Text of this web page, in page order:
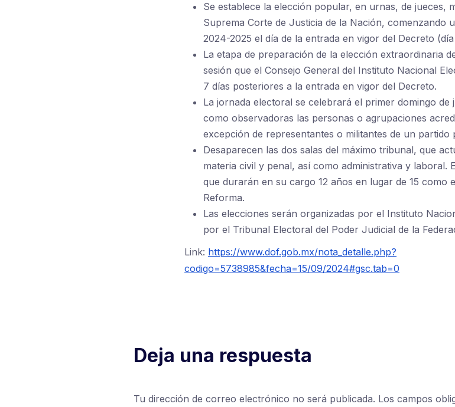
Se establece la elección popular, en urnas, de jueces,
Suprema Corte de Justicia de la Nación, comenzando
2024-2025 el día de la entrada en vigor del Decreto
La etapa de preparación de la elección extraordinaria
sesión que el Consejo General del Instituto Nacional
7 días posteriores a la entrada en vigor del Decreto.
La jornada electoral se celebrará el primer domingo
como observadoras las personas o agrupaciones
excepción de representantes o militantes de un partido
Desaparecen las dos salas del máximo tribunal, que
materia civil y penal, así como administrativa y laboral.
que durarán en su cargo 12 años en lugar de 15 como
Reforma.
Las elecciones serán organizadas por el Instituto
por el Tribunal Electoral del Poder Judicial de la
Link: https://www.dof.gob.mx/nota_detalle.php?
codigo=5738985&fecha=15/09/2024#gsc.tab=0
Deja una respuesta
Tu dirección de correo electrónico no será publicada. Los campos